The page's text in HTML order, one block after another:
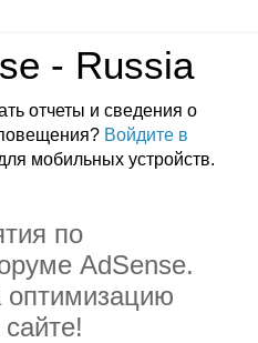
- Russia
отчеты и сведения о
Войдите в
мобильных устройств.
по
AdSense.
оптимизацию